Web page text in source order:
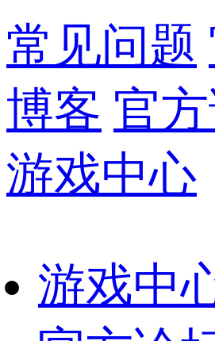
常见问题
博客 官
游戏中心
游戏中